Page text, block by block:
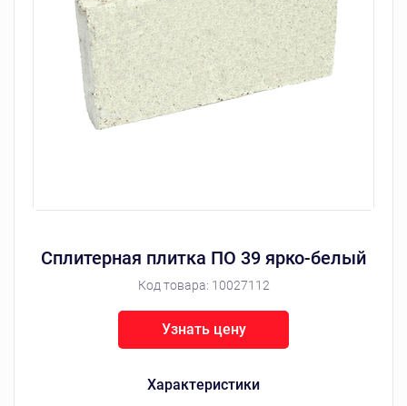
Сплитерная плитка ПО 39 ярко-белый
Код товара: 10027112
Характеристики
Узнать цену